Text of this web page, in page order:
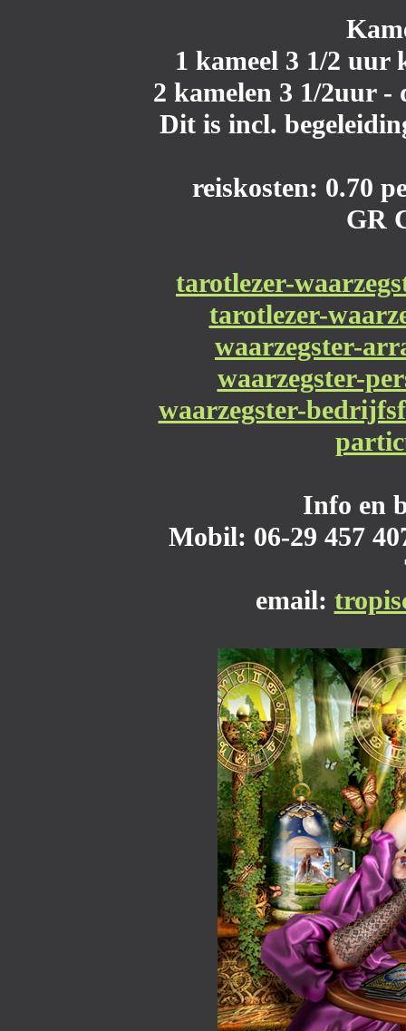
1 kameel 3 1/2 uur
2 kamelen 3 1/2uur -
Dit is incl.
reiskosten: 0.70
GR
tarotlezer-
tarotlezer-
waarzegster-
waarzegster-
waarzegster-
Info en
Mobil: 06-29 457
email: